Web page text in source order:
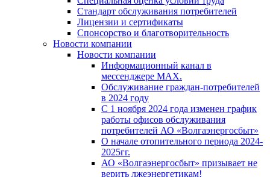
Стандарт обслуживания потребителей
Лицензии и сертификаты
Спонсорство и благотворительность
Новости компании
Новости компании
Информационный канал в
мессенджере MAX.
Обслуживание граждан-потребителей
в 2024 году
С 1 ноября 2024 года изменен график
работы офисов обслуживания
потребителей АО «Волгаэнергосбыт»
О начале отопительного периода 2024-
2025гг.
АО «Волгаэнергосбыт» призывает не
верить лжеэнергетикам!